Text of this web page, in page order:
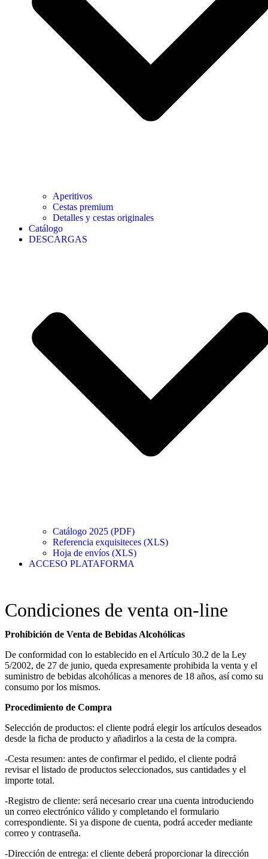
Aperitivos
Cestas premium
Detalles y cestas originales
Catálogo
DESCARGAS
Catálogo 2025 (PDF)
Referencia exquisiteces (XLS)
Hoja de envíos (XLS)
ACCESO PLATAFORMA
Condiciones de venta on-line
Prohibición de Venta de Bebidas Alcohólicas
De conformidad con lo establecido en el Artículo 30.2 de la Ley
5/2002, de 27 de junio, queda expresamente prohibida la venta y el
suministro de bebidas alcohólicas a menores de 18 años, así como su
consumo por los mismos.
Procedimiento de Compra
Selección de productos: el cliente podrá elegir los artículos deseados
desde la ficha de producto y añadirlos a la cesta de la compra.
-Cesta resumen: antes de confirmar el pedido, el cliente podrá
revisar el listado de productos seleccionados, sus cantidades y el
importe total.
-Registro de cliente: será necesario crear una cuenta introduciendo
un correo electrónico válido y completando el formulario
correspondiente. Si ya dispone de cuenta, podrá acceder mediante
correo y contraseña.
-Dirección de entrega: el cliente deberá proporcionar la dirección